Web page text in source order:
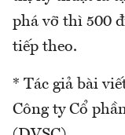
phá vỡ thì 500
tiếp theo.
* Tác giả bài
Công ty Cổ